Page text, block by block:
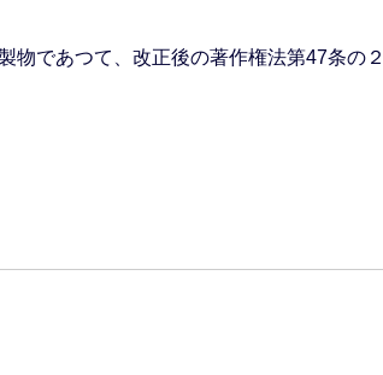
物であつて、改正後の著作権法第47条の